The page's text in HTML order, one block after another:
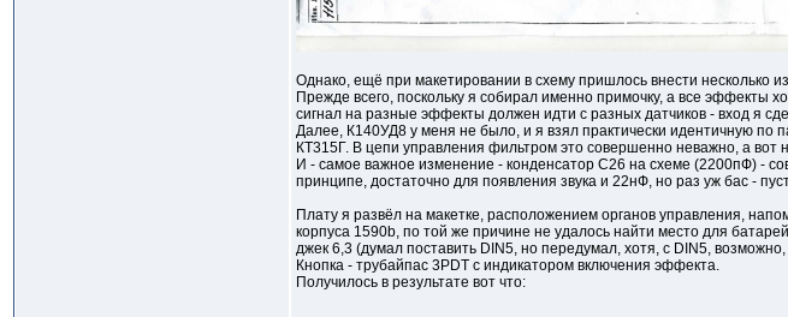
Однако, ещё при макетировании в схему пришлось внести несколько
Прежде всего, поскольку я собирал именно примочку, а все эффекты
сигнал на разные эффекты должен идти с разных датчиков - вход я
Далее, К140УД8 у меня не было, и я взял практически идентичную по
КТ315Г. В цепи управления фильтром это совершенно неважно, а вот
И - самое важное изменение - конденсатор С26 на схеме (2200пФ) -
принципе, достаточно для появления звука и 22нФ, но раз уж бас -
Плату я развёл на макетке, расположением органов управления,
корпуса 1590b, по той же причине не удалось найти место для
джек 6,3 (думал поставить DIN5, но передумал, хотя, с DIN5,
Кнопка - трубайпас 3PDT c индикатором включения эффекта.
Получилось в результате вот что: